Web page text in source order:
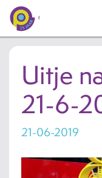
Ga naar inhoud
Uitje
21-6-
21-06-2019